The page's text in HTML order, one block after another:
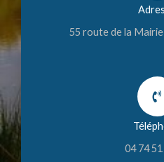
55 route de la
04 74